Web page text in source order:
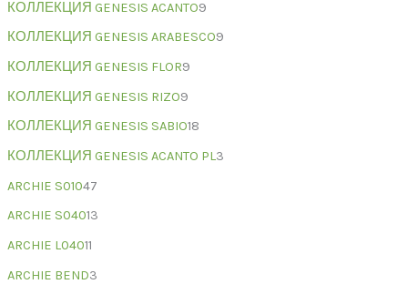
КОЛЛЕКЦИЯ GENESIS ACANTO9
КОЛЛЕКЦИЯ GENESIS ARABESCO9
КОЛЛЕКЦИЯ GENESIS FLOR9
КОЛЛЕКЦИЯ GENESIS RIZO9
КОЛЛЕКЦИЯ GENESIS SABIO18
КОЛЛЕКЦИЯ GENESIS ACANTO PL3
ARCHIE S01047
ARCHIE S04013
ARCHIE L04011
ARCHIE BEND3